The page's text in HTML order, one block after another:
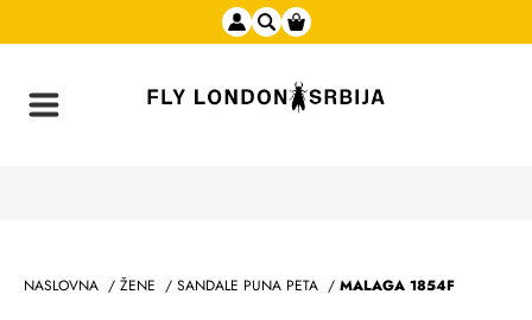
NASLOVNA / ŽENE / SANDALE PUNA PETA / MALAGA 1854F